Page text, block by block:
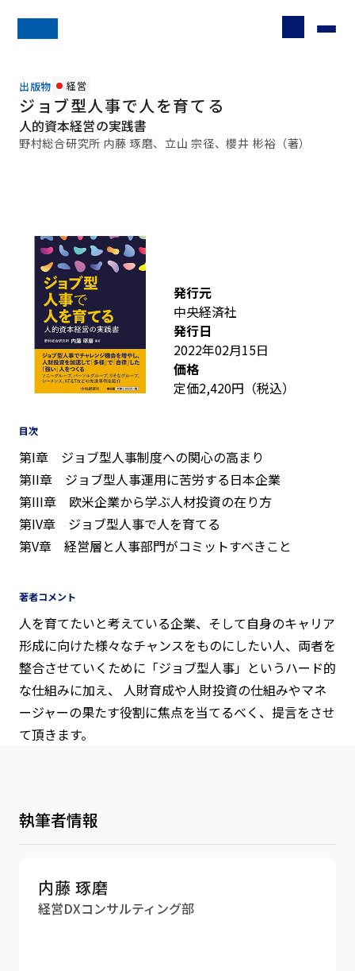
出版物 経営
ジョブ型人事で人を育てる
人的資本経営の実践書
野村総合研究所 内藤 琢磨、立山 宗径、櫻井 彬裕（著）
発行元
中央経済社
発行日
2022年02月15日
価格
定価2,420円（税込）
目次
第I章 ジョブ型人事制度への関心の高まり
第II章 ジョブ型人事運用に苦労する日本企業
第III章 欧米企業から学ぶ人材投資の在り方
第IV章 ジョブ型人事で人を育てる
第V章 経営層と人事部門がコミットすべきこと
著者コメント
人を育てたいと考えている企業、そして自身のキャリア
形成に向けた様々なチャンスをものにしたい人、両者を
整合させていくために「ジョブ型人事」というハード的
な仕組みに加え、 人財育成や人財投資の仕組みやマネ
ージャーの果たす役割に焦点を当てるべく、提言をさせ
て頂きます。
執筆者情報
内藤 琢磨
経営DXコンサルティング部